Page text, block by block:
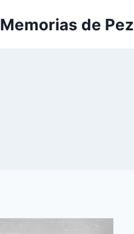
Memorias de Pez